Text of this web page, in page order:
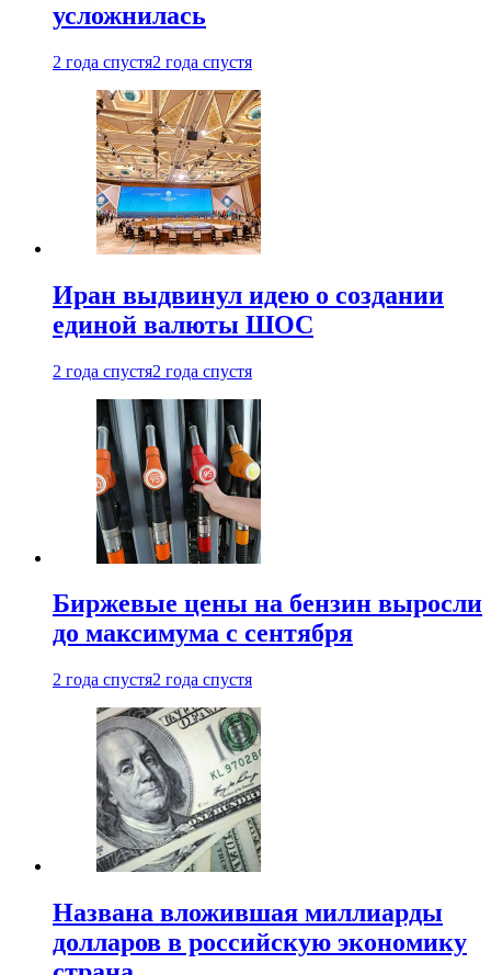
усложнилась
2 года спустя2 года спустя
Иран выдвинул идею о создании
единой валюты ШОС
2 года спустя2 года спустя
Биржевые цены на бензин выросли
до максимума с сентября
2 года спустя2 года спустя
Названа вложившая миллиарды
долларов в российскую экономику